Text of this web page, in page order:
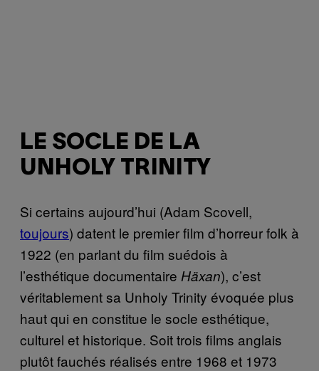
LE SOCLE DE LA
UNHOLY TRINITY
Si certains aujourd’hui (Adam Scovell,
toujours) datent le premier film d’horreur folk à
1922 (en parlant du film suédois à
l’esthétique documentaire Häxan), c’est
véritablement sa Unholy Trinity évoquée plus
haut qui en constitue le socle esthétique,
culturel et historique. Soit trois films anglais
plutôt fauchés réalisés entre 1968 et 1973